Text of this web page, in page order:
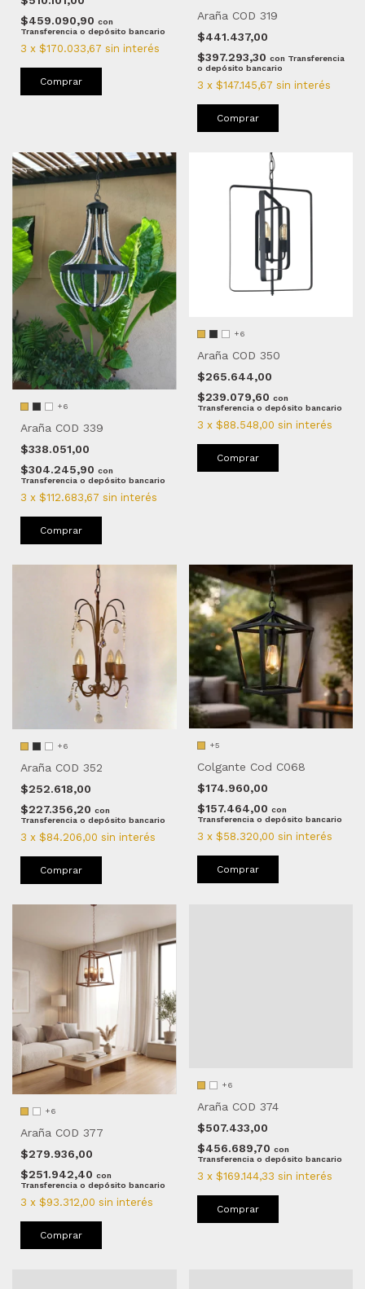
$459.090,90 con
Transferencia o depósito bancario
3 x $170.033,67 sin interés
Comprar
Araña COD 319
$441.437,00
$397.293,30 con Transferencia
o depósito bancario
3 x $147.145,67 sin interés
Comprar
+6
Araña COD 339
$338.051,00
$304.245,90 con
Transferencia o depósito bancario
3 x $112.683,67 sin interés
Comprar
+6
Araña COD 350
$265.644,00
$239.079,60 con
Transferencia o depósito bancario
3 x $88.548,00 sin interés
Comprar
+6
Araña COD 352
$252.618,00
$227.356,20 con
Transferencia o depósito bancario
3 x $84.206,00 sin interés
Comprar
+5
Colgante Cod C068
$174.960,00
$157.464,00 con
Transferencia o depósito bancario
3 x $58.320,00 sin interés
Comprar
+6
Araña COD 377
$279.936,00
$251.942,40 con
Transferencia o depósito bancario
3 x $93.312,00 sin interés
Comprar
+6
Araña COD 374
$507.433,00
$456.689,70 con
Transferencia o depósito bancario
3 x $169.144,33 sin interés
Comprar